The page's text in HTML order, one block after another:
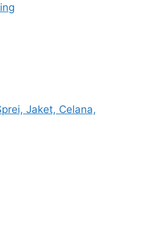
Jaket, Celana,